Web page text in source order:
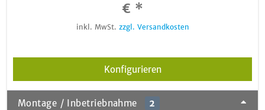
€ *
inkl. MwSt. zzgl. Versandkosten
Konfigurieren
Montage / Inbetriebnahme 2